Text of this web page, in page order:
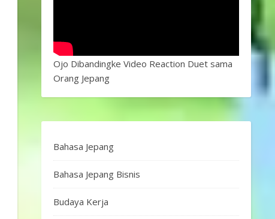
Ojo Dibandingke Video Reaction Duet sama
Orang Jepang
Bahasa Jepang
Bahasa Jepang Bisnis
Budaya Kerja